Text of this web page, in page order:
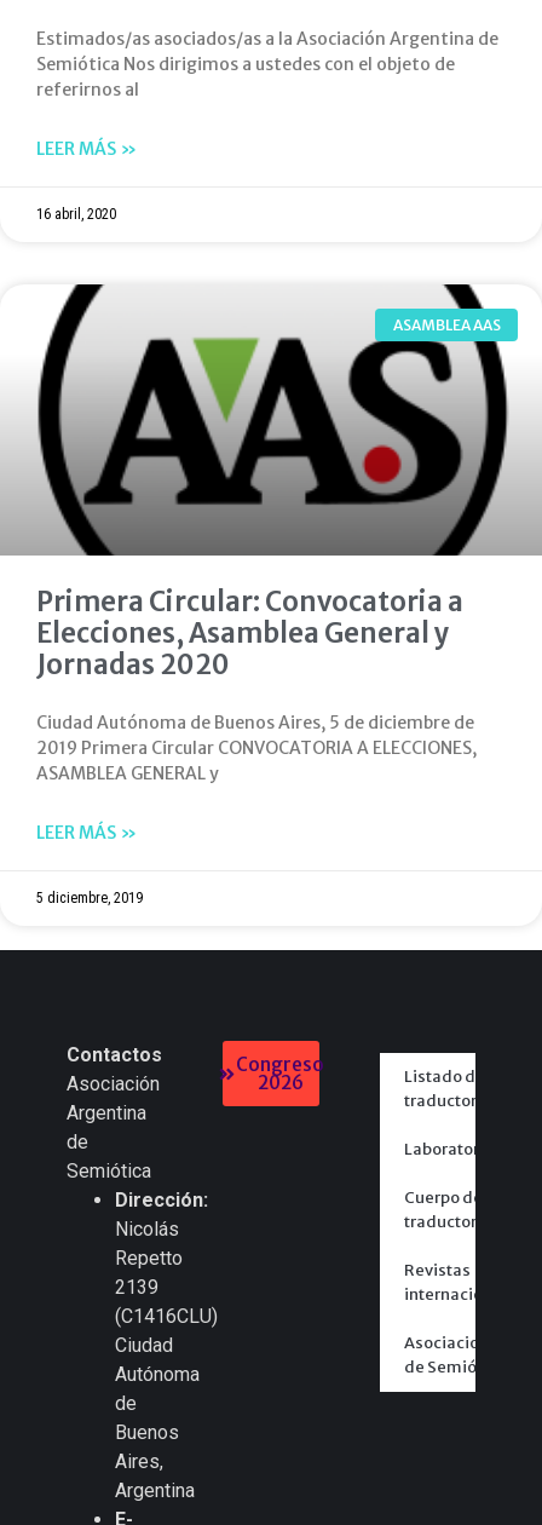
Estimados/as asociados/as a la Asociación Argentina de
Semiótica Nos dirigimos a ustedes con el objeto de
referirnos al
LEER MÁS »
16 abril, 2020
ASAMBLEA AAS
Primera Circular: Convocatoria a
Elecciones, Asamblea General y
Jornadas 2020
Ciudad Autónoma de Buenos Aires, 5 de diciembre de
2019 Primera Circular CONVOCATORIA A ELECCIONES,
ASAMBLEA GENERAL y
LEER MÁS »
5 diciembre, 2019
Contactos
Asociación
Argentina
de
Semiótica
Dirección:
Nicolás
Repetto
2139
(C1416CLU)
Ciudad
Autónoma
de
Buenos
Aires,
Argentina
E-
Congreso
2026
Listado de
traductores
Laboratorios
Cuerpo de
traductores
Revistas
internacionales
Asociaciones
de Semiótica